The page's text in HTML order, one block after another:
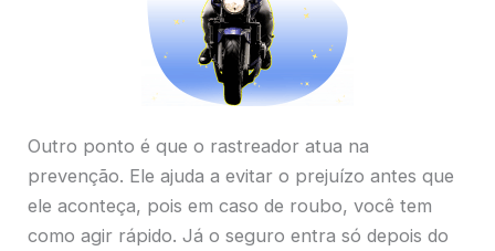
Outro ponto é que o rastreador atua na
prevenção. Ele ajuda a evitar o prejuízo antes que
ele aconteça, pois em caso de roubo, você tem
como agir rápido. Já o seguro entra só depois do